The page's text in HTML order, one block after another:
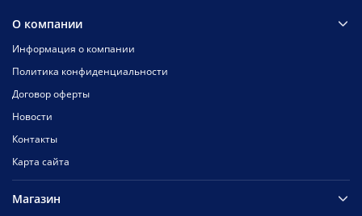
О компании
Информация о компании
Политика конфиденциальности
Договор оферты
Новости
Контакты
Карта сайта
Магазин